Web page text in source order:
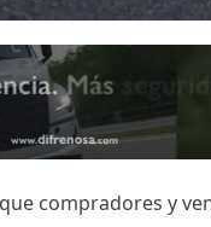
compradores y